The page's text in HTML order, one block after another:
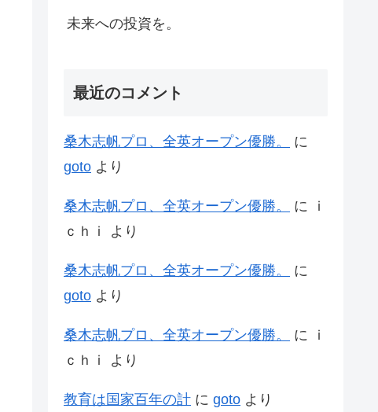
未来への投資を。
最近のコメント
桑木志帆プロ、全英オープン優勝。
に
goto より
桑木志帆プロ、全英オープン優勝。 に
ｉ
ｃｈｉ
より
桑木志帆プロ、全英オープン優勝。
に
goto より
桑木志帆プロ、全英オープン優勝。 に
ｉ
ｃｈｉ
より
教育は国家百年の計 に goto より